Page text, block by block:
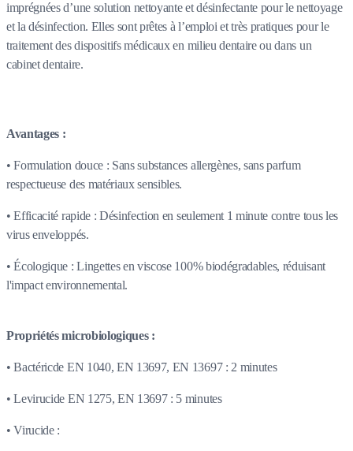
imprégnées d’une solution nettoyante et désinfectante pour le nettoyage
et la désinfection. Elles sont prêtes à l’emploi et très pratiques pour le
traitement des dispositifs médicaux en milieu dentaire ou dans un
cabinet dentaire.
Avantages :
• Formulation douce : Sans substances allergènes, sans parfum
respectueuse des matériaux sensibles.
• Efficacité rapide : Désinfection en seulement 1 minute contre tous les
virus enveloppés.
• Écologique : Lingettes en viscose 100% biodégradables, réduisant
l'impact environnemental.
Propriétés microbiologiques :
• Bactéricde EN 1040, EN 13697, EN 13697 : 2 minutes
• Levirucide EN 1275, EN 13697 : 5 minutes
• Virucide :